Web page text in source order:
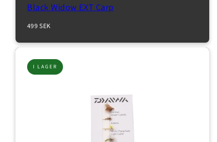
Black Widow EXT Carp
Normalpris
499 SEK
I LAGER